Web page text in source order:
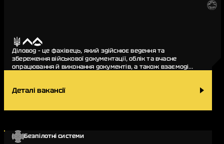
Діловод – це фахівець, який здійснює ведення та
збереження військової документації, облік та вчасне
опрацювання й виконання документів, а також взаємодіє
Деталі вакансії
Безпілотні системи